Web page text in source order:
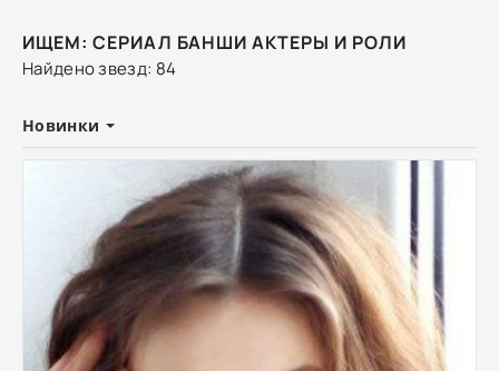
ИЩЕМ: СЕРИАЛ БАНШИ АКТЕРЫ И РОЛИ
Найдено звезд: 84
Новинки